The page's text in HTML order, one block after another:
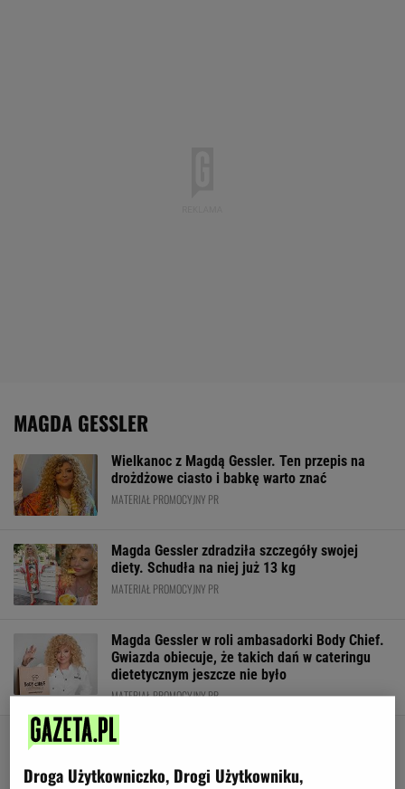
MAGDA GESSLER
Wielkanoc z Magdą Gessler. Ten przepis na
drożdżowe ciasto i babkę warto znać
MATERIAŁ PROMOCYJNY PR
Magda Gessler zdradziła szczegóły swojej
diety. Schudła na niej już 13 kg
MATERIAŁ PROMOCYJNY PR
Magda Gessler w roli ambasadorki Body Chief.
Gwiazda obiecuje, że takich dań w cateringu
dietetycznym jeszcze nie było
MATERIAŁ PROMOCYJNY PR
Droga Użytkowniczko, Drogi Użytkowniku,